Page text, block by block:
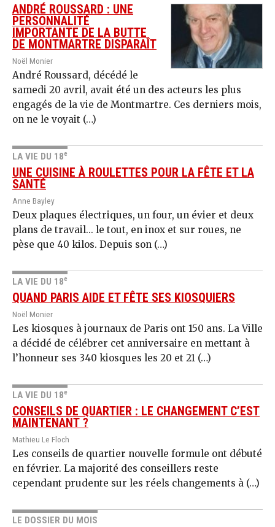
ANDRÉ ROUSSARD : UNE
PERSONNALITÉ
IMPORTANTE DE LA BUTTE
DE MONTMARTRE DISPARAÎT
Noël Monier
André Roussard, décédé le
samedi 20 avril, avait été un des acteurs les plus
engagés de la vie de Montmartre. Ces derniers mois,
on ne le voyait (…)
LA VIE DU 18e
UNE CUISINE À ROULETTES POUR LA FÊTE ET LA
SANTÉ
Anne Bayley
Deux plaques électriques, un four, un évier et deux
plans de travail... le tout, en inox et sur roues, ne
pèse que 40 kilos. Depuis son (…)
LA VIE DU 18e
QUAND PARIS AIDE ET FÊTE SES KIOSQUIERS
Noël Monier
Les kiosques à journaux de Paris ont 150 ans. La Ville
a décidé de célébrer cet anniversaire en mettant à
l’honneur ses 340 kiosques les 20 et 21 (…)
LA VIE DU 18e
CONSEILS DE QUARTIER : LE CHANGEMENT C’EST
MAINTENANT ?
Mathieu Le Floch
Les conseils de quartier nouvelle formule ont débuté
en février. La majorité des conseillers reste
cependant prudente sur les réels changements à (…)
LE DOSSIER DU MOIS